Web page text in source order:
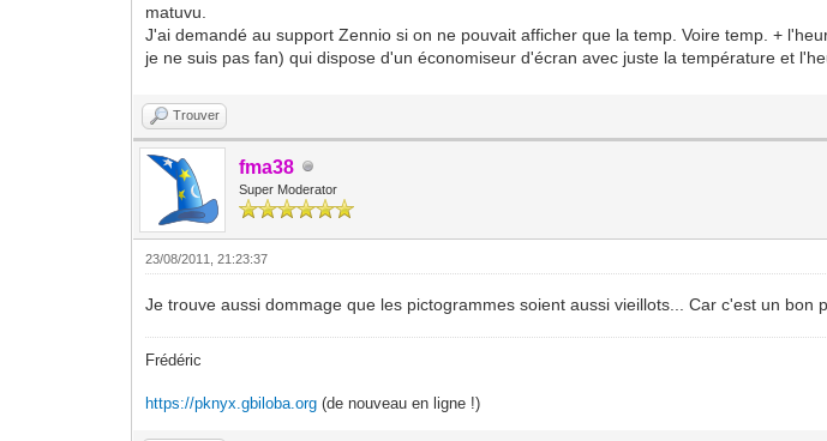
matuvu.
J'ai demandé au support Zennio si on ne pouvait afficher que la temp. Voire temp. +
je ne suis pas fan) qui dispose d'un économiseur d'écran avec juste la température et
Trouver
fma38
Super Moderator
23/08/2011, 21:23:37
Je trouve aussi dommage que les pictogrammes soient aussi vieillots... Car c'est un bon
Frédéric
https://pknyx.gbiloba.org (de nouveau en ligne !)